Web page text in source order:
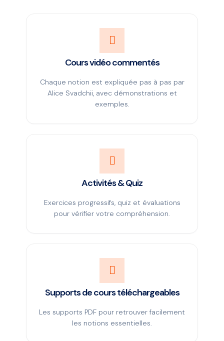
Cours vidéo commentés
Chaque notion est expliquée pas à pas par
Alice Svadchii, avec démonstrations et
exemples.
Activités & Quiz
Exercices progressifs, quiz et évaluations
pour vérifier votre compréhension.
Supports de cours téléchargeables
Les supports PDF pour retrouver facilement
les notions essentielles.